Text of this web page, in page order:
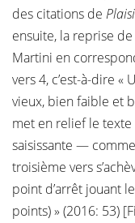
des citations de
ensuite, la reprise
Martini en
vers 4, c’est-à-dire «
vieux, bien faible et
met en relief le texte
saisissante —
troisième vers
point d’arrêt jouant
points) » (2016: 53)